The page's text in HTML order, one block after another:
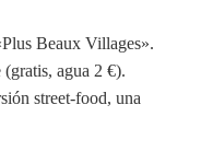
Beaux Villages».
agua 2 €).
street-food, una